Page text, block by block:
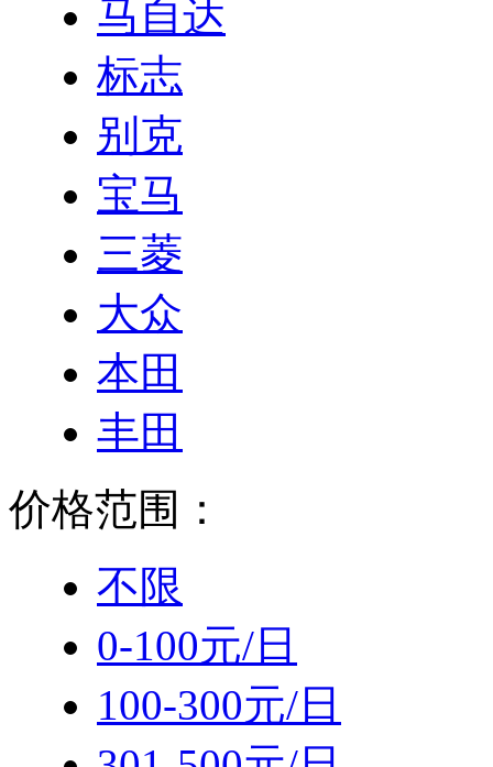
马自达
标志
别克
宝马
三菱
大众
本田
丰田
价格范围：
不限
0-100元/日
100-300元/日